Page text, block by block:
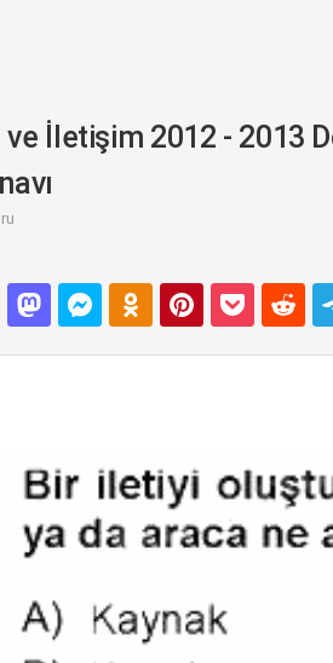
ve İletişim 2012 - 2013